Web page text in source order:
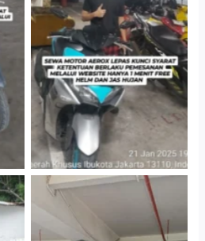
Cityplaza Jatinegara
Gedung Parkir P6A